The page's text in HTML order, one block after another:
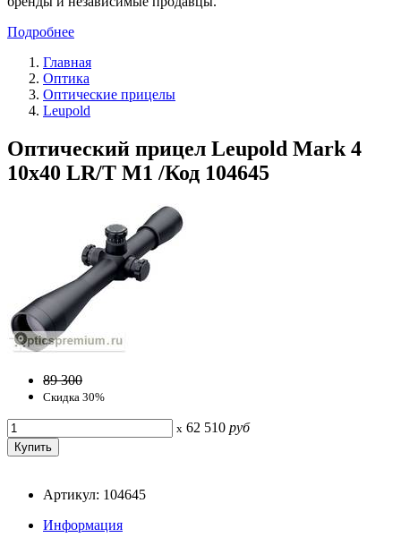
Подробнее
Главная
Оптика
Оптические прицелы
Leupold
Оптический прицел Leupold Mark 4
10x40 LR/T M1 /Код 104645
89 300
Скидка 30%
x 62 510 руб
Артикул: 104645
Информация